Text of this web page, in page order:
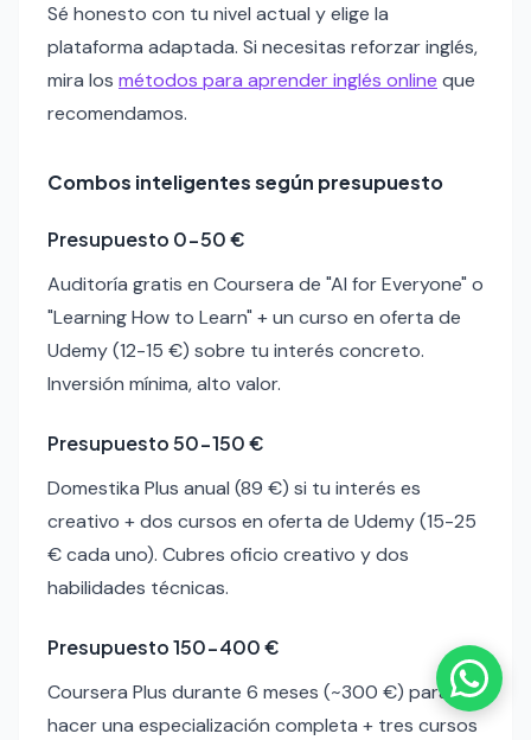
Sé honesto con tu nivel actual y elige la
plataforma adaptada. Si necesitas reforzar inglés,
mira los métodos para aprender inglés online que
recomendamos.
Combos inteligentes según presupuesto
Presupuesto 0-50 €
Auditoría gratis en Coursera de "AI for Everyone" o
"Learning How to Learn" + un curso en oferta de
Udemy (12-15 €) sobre tu interés concreto.
Inversión mínima, alto valor.
Presupuesto 50-150 €
Domestika Plus anual (89 €) si tu interés es
creativo + dos cursos en oferta de Udemy (15-25
€ cada uno). Cubres oficio creativo y dos
habilidades técnicas.
Presupuesto 150-400 €
Coursera Plus durante 6 meses (~300 €) para
hacer una especialización completa + tres cursos